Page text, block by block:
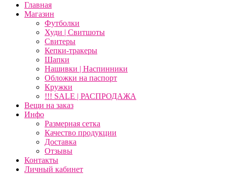
Главная
Магазин
Футболки
Худи | Свитшоты
Свитеры
Кепки-тракеры
Шапки
Нашивки | Наспинники
Обложки на паспорт
Кружки
!!! SALE | РАСПРОДАЖА
Вещи на заказ
Инфо
Размерная сетка
Качество продукции
Доставка
Отзывы
Контакты
Личный кабинет